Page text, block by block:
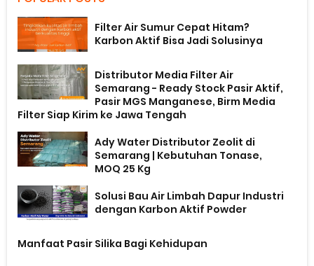
Filter Air Sumur Cepat Hitam?
Karbon Aktif Bisa Jadi Solusinya
Distributor Media Filter Air
Semarang - Ready Stock Pasir Aktif,
Pasir MGS Manganese, Birm Media
Filter Siap Kirim ke Jawa Tengah
Ady Water Distributor Zeolit di
Semarang | Kebutuhan Tonase,
MOQ 25 Kg
Solusi Bau Air Limbah Dapur Industri
dengan Karbon Aktif Powder
Manfaat Pasir Silika Bagi Kehidupan